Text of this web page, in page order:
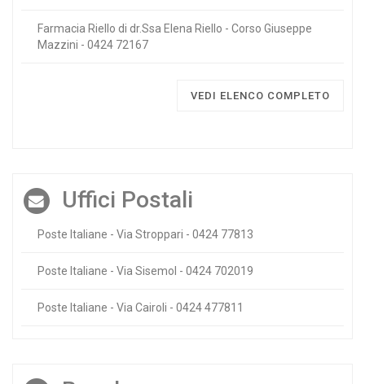
Farmacia Riello di dr.Ssa Elena Riello - Corso Giuseppe
Mazzini - 0424 72167
VEDI ELENCO COMPLETO
Uffici Postali
Poste Italiane - Via Stroppari - 0424 77813
Poste Italiane - Via Sisemol - 0424 702019
Poste Italiane - Via Cairoli - 0424 477811